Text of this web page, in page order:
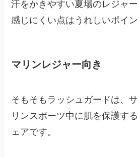
汗をかきやすい夏場のレジャ
感じにくい点はうれしいポイン
マリンレジャー向き
そもそもラッシュガードは、
リンスポーツ中に肌を保護す
ェアです。